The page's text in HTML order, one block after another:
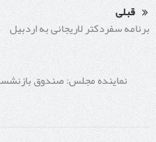
قبلی
برنامه سفردکتر لاریجانی به اردبیل
نماینده مجلس: صندوق